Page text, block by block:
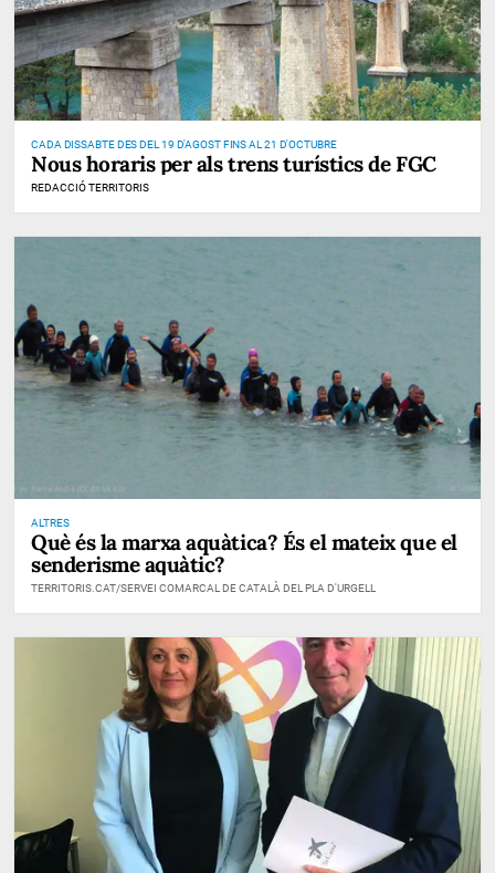
CADA DISSABTE DES DEL 19 D'AGOST FINS AL 21 D'OCTUBRE
Nous horaris per als trens turístics de FGC
REDACCIÓ TERRITORIS
ALTRES
Què és la marxa aquàtica? És el mateix que el
senderisme aquàtic?
TERRITORIS.CAT/SERVEI COMARCAL DE CATALÀ DEL PLA D'URGELL